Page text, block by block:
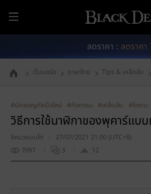
เ
ม
ทั้
ง
ม
ด
ลดราคา : ลดราคา
ไปที่หน้าหลัก เว็บบอร์ด ภาษาไทย Tips & เคล็ดลับ
#นักผจญภัยมือใหม่ #กิจกรรม #เคล็ดลับ #ไอเทม
วิธีการใช้นาฬิกาของพุคาร์แบบ
อิหมวยนมโต
27/07/2021 21:00 (UTC+8)
7097
3 12